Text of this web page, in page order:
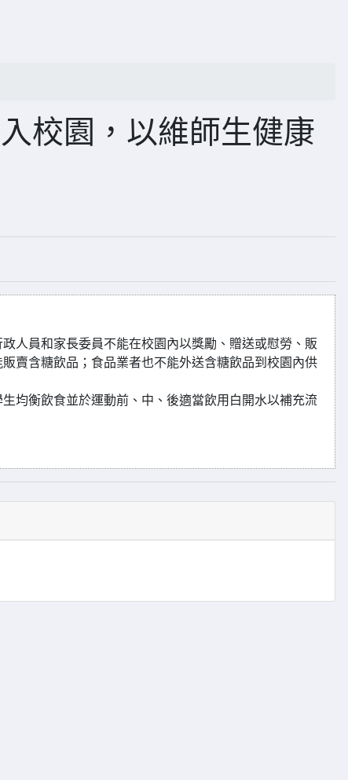
校園，以維師生健康
人員和家長委員不能在校園內以獎勵、贈送或慰勞、販
賣含糖飲品；食品業者也不能外送含糖飲品到校園內供
均衡飲食並於運動前、中、後適當飲用白開水以補充流